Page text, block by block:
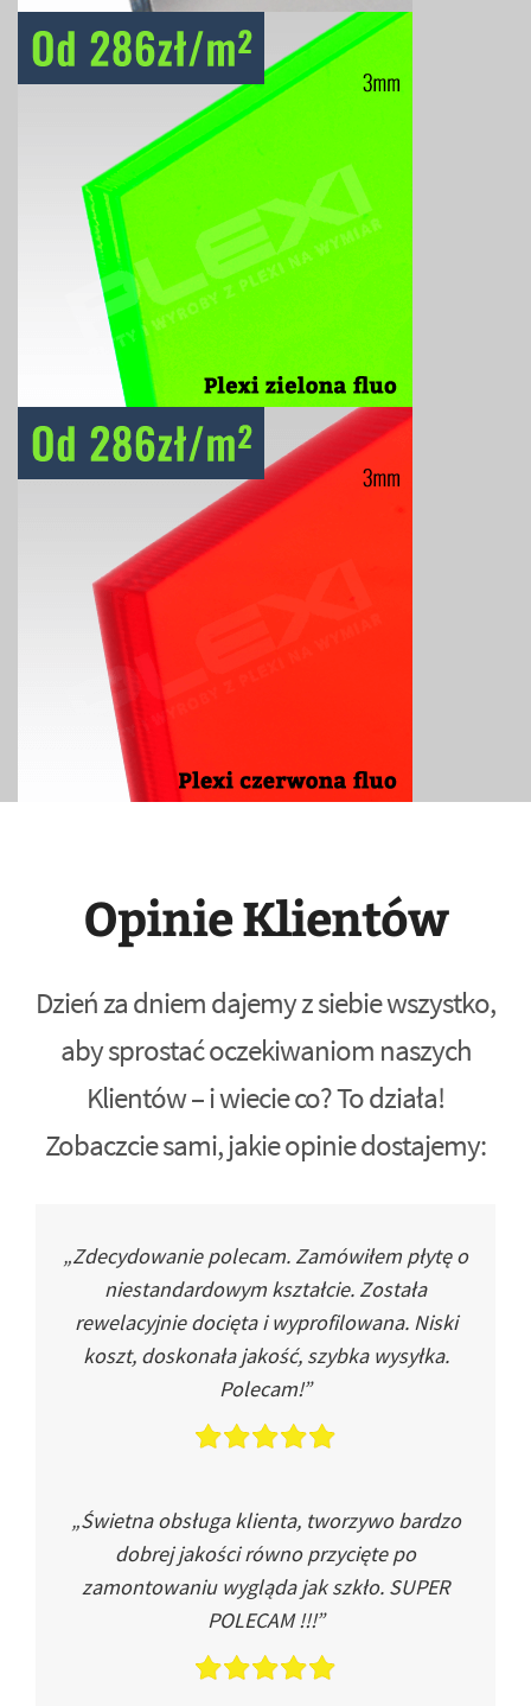
Opinie Klientów
Dzień za dniem dajemy z siebie wszystko,
aby sprostać oczekiwaniom naszych
Klientów – i wiecie co? To działa!
Zobaczcie sami, jakie opinie dostajemy:
„Zdecydowanie polecam. Zamówiłem płytę o
niestandardowym kształcie. Została
rewelacyjnie docięta i wyprofilowana. Niski
koszt, doskonała jakość, szybka wysyłka.
Polecam!”
„Świetna obsługa klienta, tworzywo bardzo
dobrej jakości równo przycięte po
zamontowaniu wygląda jak szkło. SUPER
POLECAM !!!”